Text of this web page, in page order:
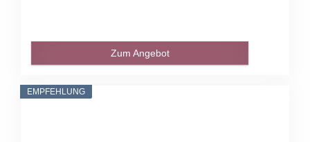
Zum Angebot
EMPFEHLUNG